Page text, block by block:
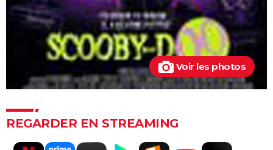
avis, critiques, casting...
Ballerina : un film d'action que les fans de John Wick
ne voudront pas rater
La Planète des Singes 2024 : est-il indispensable de
voir le reste de la saga avant de voir ce film ?
Superman : est-ce que cette nouvelle version vaut le
Everything Everywhere All at once : explication du
Voir les photos
REGARDER EN STREAMING